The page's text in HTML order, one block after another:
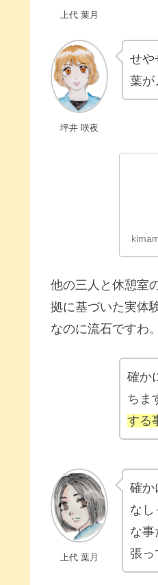
上代 葉月
坪井 咲夜
せや
葉が
他の三人と休憩室
拠に基づいた実体
なのに流石ですわ
確か
ちま
する
上代 葉月
確か
なし
な事
張っ